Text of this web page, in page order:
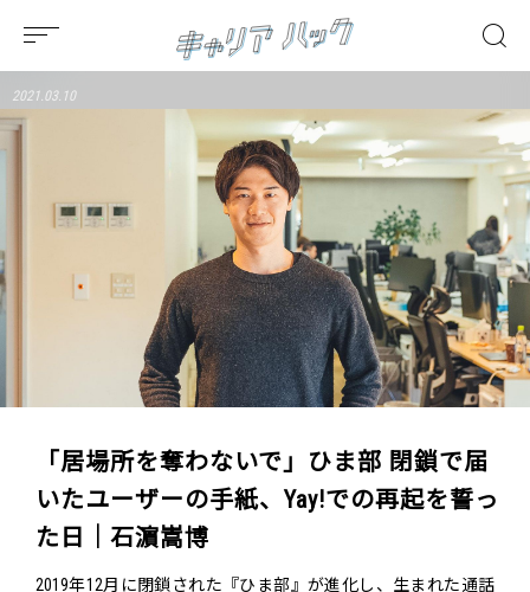
2021.03.10
「居場所を奪わないで」ひま部 閉鎖で届
いたユーザーの手紙、Yay!での再起を誓っ
た日｜石濵嵩博
2019年12月に閉鎖された『ひま部』が進化し、生まれた通話